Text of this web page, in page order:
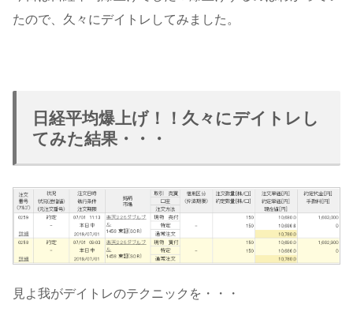
たので、久々にデイトレしてみました。
日経平均爆上げ！！久々にデイトレし
てみた結果・・・
見よ我がデイトレのテクニックを・・・